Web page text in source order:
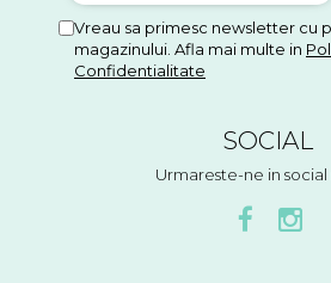
Vreau sa primesc newsletter cu
magazinului. Afla mai multe in
Confidentialitate
SOCIAL
Urmareste-ne in